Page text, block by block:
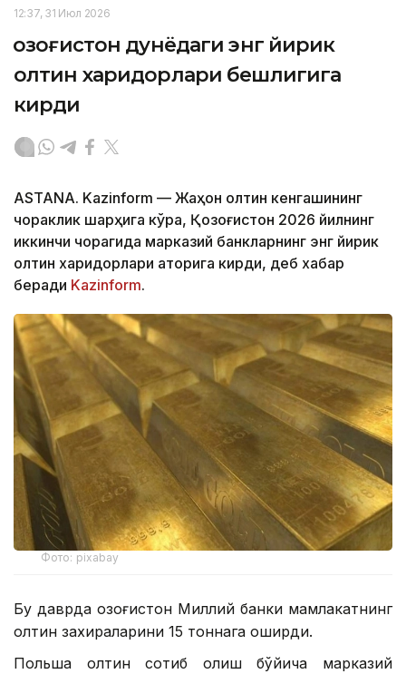
12:37, 31 Июл 2026
Қозоғистон дунёдаги энг йирик
олтин харидорлари бешлигига
кирди
ASTANA. Kazinform — Жаҳон олтин кенгашининг
чораклик шарҳига кўра, Қозоғистон 2026 йилнинг
иккинчи чорагида марказий банкларнинг энг йирик
олтин харидорлари қаторига кирди, деб хабар
беради Kazinform.
Фото: pixabay
Бу даврда Қозоғистон Миллий банки мамлакатнинг
олтин захираларини 15 тоннага оширди.
Польша олтин сотиб олиш бўйича марказий